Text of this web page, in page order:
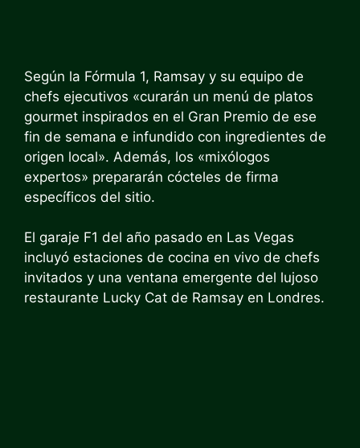
Según la Fórmula 1, Ramsay y su equipo de
chefs ejecutivos «curarán un menú de platos
gourmet inspirados en el Gran Premio de ese
fin de semana e infundido con ingredientes de
origen local». Además, los «mixólogos
expertos» prepararán cócteles de firma
específicos del sitio.
El garaje F1 del año pasado en Las Vegas
incluyó estaciones de cocina en vivo de chefs
invitados y una ventana emergente del lujoso
restaurante Lucky Cat de Ramsay en Londres.